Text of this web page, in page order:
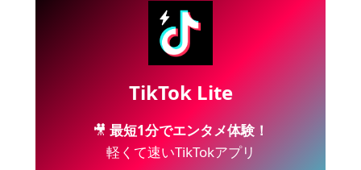
TikTok Lite
🎥 最短1分でエンタメ体験！
軽くて速いTikTokアプリ